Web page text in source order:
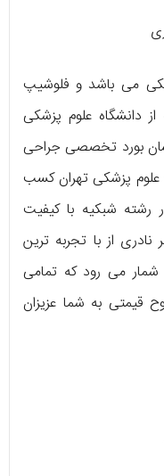
می‌ باشد و فلوشیپ
دانشگاه علوم پزشکی
بورد تخصصی جراحی
علوم پزشکی تهران کسب
رشته شبکیه با کیفیت
نادری از با تجربه‌ ترین‌
می‌ رود که تمامی
قیمتی به شما عزیزان